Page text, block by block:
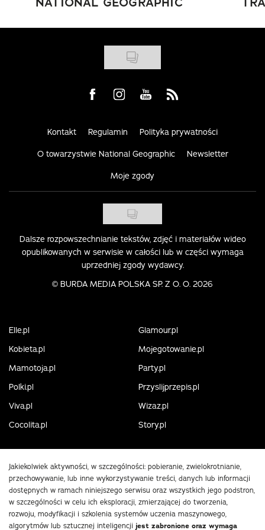
Visit us on Facebook
Visit us on Instagram
Visit us on Youtube
Visit us on Rss
Kontakt Regulamin Polityka prywatności
O towarzystwie National Geographic Newsletter
Moje zgody
Dalsze rozpowszechnianie tekstów, zdjęć i materiałów wideo
opublikowanych w serwisie w całości lub w części wymaga
uprzedniej zgody wydawcy.
© BURDA MEDIA POLSKA SP. Z O. O. 2026
Elle.pl
Glamour.pl
Kobieta.pl
Mojegotowanie.pl
Mamotoja.pl
Party.pl
Polki.pl
Przyslijprzepis.pl
Viva.pl
Wizaz.pl
Cocolita.pl
Story.pl
Jakiekolwiek aktywności, w szczególności: pobieranie, zwielokrotnianie,
przechowywanie, lub inne wykorzystywanie treści, danych lub informacji
dostępnych w ramach niniejszego serwisu oraz wszystkich jego podstron,
w szczególności w celu ich eksploracji, zmierzającej do tworzenia,
rozwoju, modyfikacji i szkolenia systemów uczenia maszynowego,
algorytmów lub sztucznej inteligencji jest zabronione oraz wymaga